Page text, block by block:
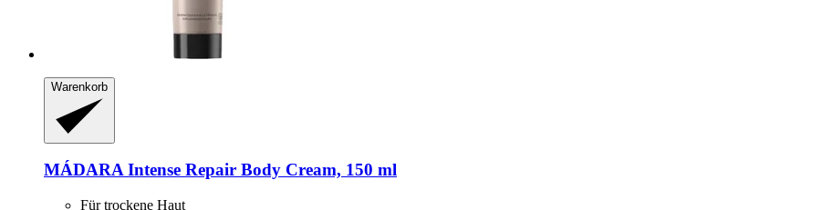
Warenkorb
MÁDARAIntense Repair Body Cream, 150 ml
Für trockene Haut